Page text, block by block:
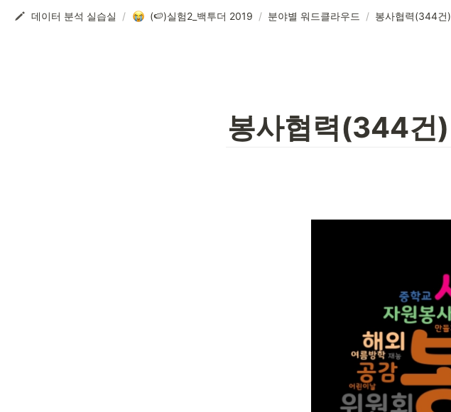
데이터 분석 실습실 / (🍉)실험2_백투더 2019 / 분야별 워드클라우드 / 봉사협력(344건)
봉사협력(344건)